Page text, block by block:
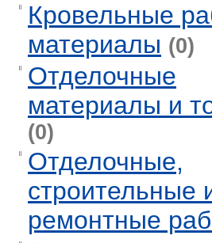
Кровельные
материалы (0)
Отделочные
материалы и
(0)
Отделочные,
строительные
ремонтные